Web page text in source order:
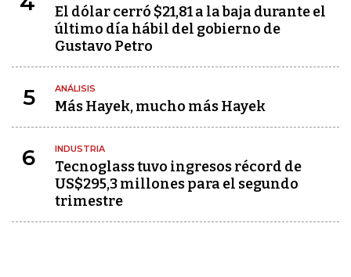
El dólar cerró $21,81 a la baja durante el
último día hábil del gobierno de
Gustavo Petro
5 ANÁLISIS
Más Hayek, mucho más Hayek
6 INDUSTRIA
Tecnoglass tuvo ingresos récord de
US$295,3 millones para el segundo
trimestre